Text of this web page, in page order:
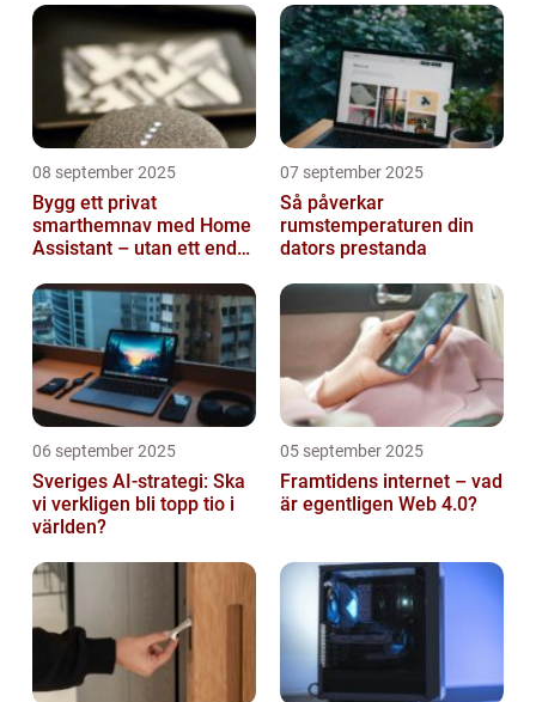
08 september 2025
Bygg ett privat
smarthemnav med Home
Assistant – utan ett enda
07 september 2025
Så påverkar
rumstemperaturen din
dators prestanda
06 september 2025
Sveriges AI-strategi: Ska
vi verkligen bli topp tio i
världen?
05 september 2025
Framtidens internet – vad
är egentligen Web 4.0?